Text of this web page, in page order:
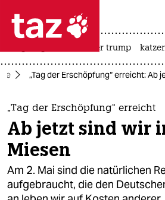
 taz zahl ich
taz zahl ich
themen
politik
öko
gesellschaft
usa unter trump
„Tag der Erschöpfung“ erreicht: Ab
„Tag der Erschöpfung“ erreicht
Ab jetzt sind wir
Miesen
Am 2. Mai sind die natürlichen
aufgebraucht, die den